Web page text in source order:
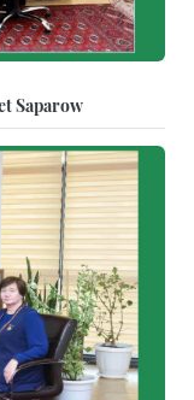
Saparow